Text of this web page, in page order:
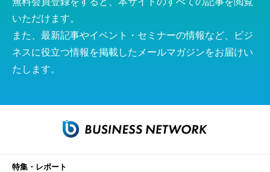
いただけます。
また、最新記事やイベント・セミナーの情報など、ビジ
ネスに役立つ情報を掲載したメールマガジンをお届けい
たします。
特集・レポート